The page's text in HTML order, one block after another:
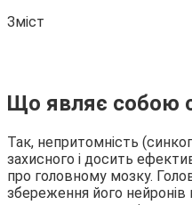
Зміст
Що являє собою
Так, непритомність
захисного і досить
про головному мозку.
збереження його